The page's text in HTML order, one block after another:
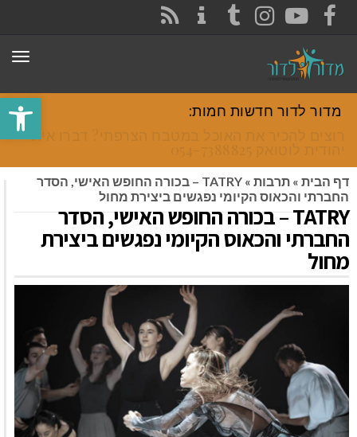
פתח
FACEBOOK
YOUTUBE
INSTAGRAM
TUMBLR
מדור לדור חדשות חמות:
רוצים להכיר את האוכל במטבח הצרפתי? דברו איתי
דף הבית » תרבות »
TATRY – בכורה החופש האישי, הסדר
החברתי והכאוס הקיומי נפגשים ביצירת מחול
TATRY – בכורה החופש האישי, הסדר
החברתי והכאוס הקיומי נפגשים ביצירת
מחול